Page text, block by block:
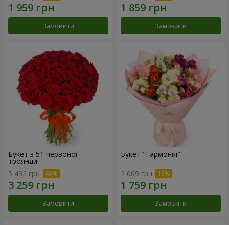
Замовити Замовити
Букет з 51 червоної
троянди
5 432 грн
Замовити
Букет "Гармонія"
2 069 грн
Замовити